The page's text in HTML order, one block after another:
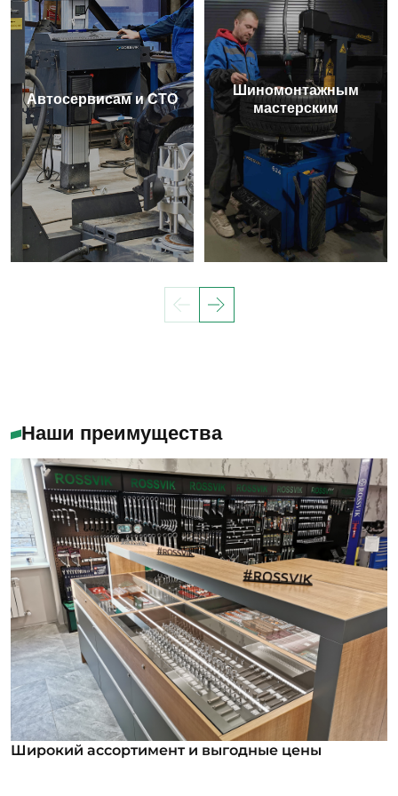
Автосервисам и СТО
Шиномонтажным
мастерским
Наши преимущества
Широкий ассортимент и выгодные цены